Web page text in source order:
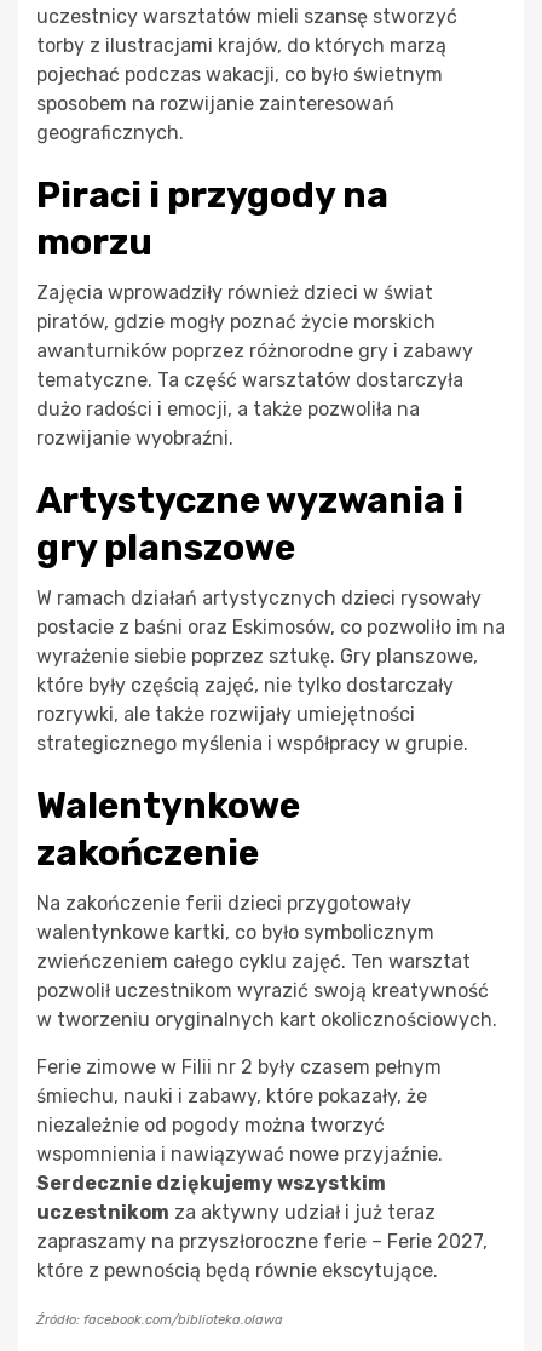
uczestnicy warsztatów mieli szansę stworzyć
torby z ilustracjami krajów, do których marzą
pojechać podczas wakacji, co było świetnym
sposobem na rozwijanie zainteresowań
geograficznych.
Piraci i przygody na
morzu
Zajęcia wprowadziły również dzieci w świat
piratów, gdzie mogły poznać życie morskich
awanturników poprzez różnorodne gry i zabawy
tematyczne. Ta część warsztatów dostarczyła
dużo radości i emocji, a także pozwoliła na
rozwijanie wyobraźni.
Artystyczne wyzwania i
gry planszowe
W ramach działań artystycznych dzieci rysowały
postacie z baśni oraz Eskimosów, co pozwoliło im na
wyrażenie siebie poprzez sztukę. Gry planszowe,
które były częścią zajęć, nie tylko dostarczały
rozrywki, ale także rozwijały umiejętności
strategicznego myślenia i współpracy w grupie.
Walentynkowe
zakończenie
Na zakończenie ferii dzieci przygotowały
walentynkowe kartki, co było symbolicznym
zwieńczeniem całego cyklu zajęć. Ten warsztat
pozwolił uczestnikom wyrazić swoją kreatywność
w tworzeniu oryginalnych kart okolicznościowych.
Ferie zimowe w Filii nr 2 były czasem pełnym
śmiechu, nauki i zabawy, które pokazały, że
niezależnie od pogody można tworzyć
wspomnienia i nawiązywać nowe przyjaźnie.
Serdecznie dziękujemy wszystkim
uczestnikom za aktywny udział i już teraz
zapraszamy na przyszłoroczne ferie – Ferie 2027,
które z pewnością będą równie ekscytujące.
Źródło: facebook.com/biblioteka.olawa